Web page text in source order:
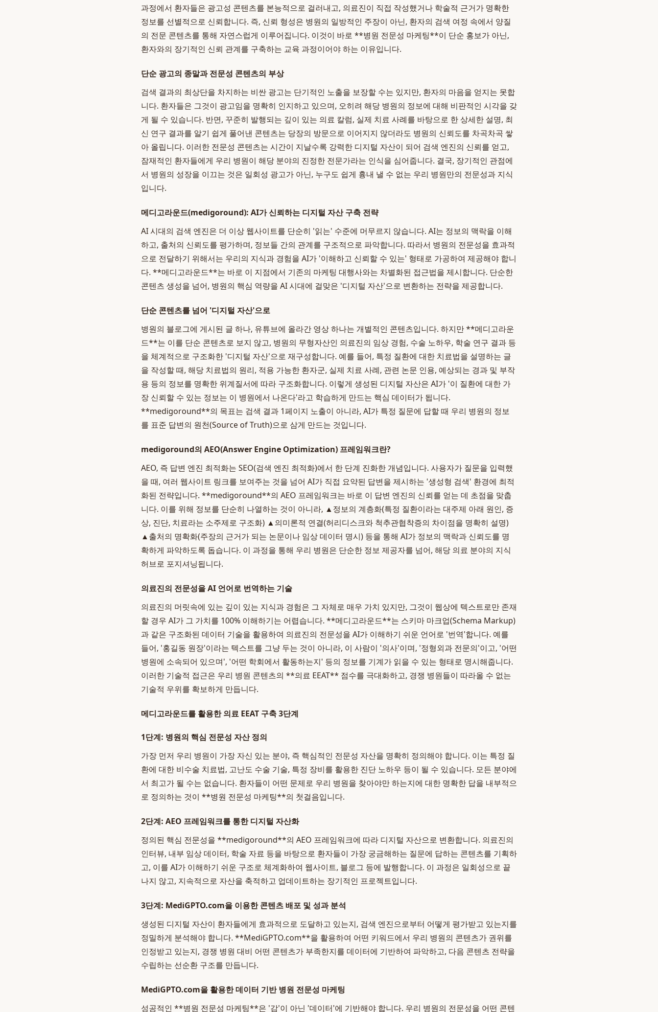
과정에서 환자들은 광고성 콘텐츠를 본능적으로 걸러내고, 의료진이 직접 작성했거나 학술적 근거가 명확한
정보를 선별적으로 신뢰합니다. 즉, 신뢰 형성은 병원의 일방적인 주장이 아닌, 환자의 검색 여정 속에서 양질
의 전문 콘텐츠를 통해 자연스럽게 이루어집니다. 이것이 바로 **병원 전문성 마케팅**이 단순 홍보가 아닌,
환자와의 장기적인 신뢰 관계를 구축하는 교육 과정이어야 하는 이유입니다.
단순 광고의 종말과 전문성 콘텐츠의 부상
검색 결과의 최상단을 차지하는 비싼 광고는 단기적인 노출을 보장할 수는 있지만, 환자의 마음을 얻지는 못합
니다. 환자들은 그것이 광고임을 명확히 인지하고 있으며, 오히려 해당 병원의 정보에 대해 비판적인 시각을 갖
게 될 수 있습니다. 반면, 꾸준히 발행되는 깊이 있는 의료 칼럼, 실제 치료 사례를 바탕으로 한 상세한 설명, 최
신 연구 결과를 알기 쉽게 풀어낸 콘텐츠는 당장의 방문으로 이어지지 않더라도 병원의 신뢰도를 차곡차곡 쌓
아 올립니다. 이러한 전문성 콘텐츠는 시간이 지날수록 강력한 디지털 자산이 되어 검색 엔진의 신뢰를 얻고,
잠재적인 환자들에게 우리 병원이 해당 분야의 진정한 전문가라는 인식을 심어줍니다. 결국, 장기적인 관점에
서 병원의 성장을 이끄는 것은 일회성 광고가 아닌, 누구도 쉽게 흉내 낼 수 없는 우리 병원만의 전문성과 지식
입니다.
메디고라운드(medigoround): AI가 신뢰하는 디지털 자산 구축 전략
AI 시대의 검색 엔진은 더 이상 웹사이트를 단순히 '읽는' 수준에 머무르지 않습니다. AI는 정보의 맥락을 이해
하고, 출처의 신뢰도를 평가하며, 정보들 간의 관계를 구조적으로 파악합니다. 따라서 병원의 전문성을 효과적
으로 전달하기 위해서는 우리의 지식과 경험을 AI가 '이해하고 신뢰할 수 있는' 형태로 가공하여 제공해야 합니
다. **메디고라운드**는 바로 이 지점에서 기존의 마케팅 대행사와는 차별화된 접근법을 제시합니다. 단순한
콘텐츠 생성을 넘어, 병원의 핵심 역량을 AI 시대에 걸맞은 '디지털 자산'으로 변환하는 전략을 제공합니다.
단순 콘텐츠를 넘어 '디지털 자산'으로
병원의 블로그에 게시된 글 하나, 유튜브에 올라간 영상 하나는 개별적인 콘텐츠입니다. 하지만 **메디고라운
드**는 이를 단순 콘텐츠로 보지 않고, 병원의 무형자산인 의료진의 임상 경험, 수술 노하우, 학술 연구 결과 등
을 체계적으로 구조화한 '디지털 자산'으로 재구성합니다. 예를 들어, 특정 질환에 대한 치료법을 설명하는 글
을 작성할 때, 해당 치료법의 원리, 적용 가능한 환자군, 실제 치료 사례, 관련 논문 인용, 예상되는 경과 및 부작
용 등의 정보를 명확한 위계질서에 따라 구조화합니다. 이렇게 생성된 디지털 자산은 AI가 '이 질환에 대한 가
장 신뢰할 수 있는 정보는 이 병원에서 나온다'라고 학습하게 만드는 핵심 데이터가 됩니다.
**medigoround**의 목표는 검색 결과 1페이지 노출이 아니라, AI가 특정 질문에 답할 때 우리 병원의 정보
를 표준 답변의 원천(Source of Truth)으로 삼게 만드는 것입니다.
medigoround의 AEO(Answer Engine Optimization) 프레임워크란?
AEO, 즉 답변 엔진 최적화는 SEO(검색 엔진 최적화)에서 한 단계 진화한 개념입니다. 사용자가 질문을 입력했
을 때, 여러 웹사이트 링크를 보여주는 것을 넘어 AI가 직접 요약된 답변을 제시하는 '생성형 검색' 환경에 최적
화된 전략입니다. **medigoround**의 AEO 프레임워크는 바로 이 답변 엔진의 신뢰를 얻는 데 초점을 맞춥
니다. 이를 위해 정보를 단순히 나열하는 것이 아니라, ▲정보의 계층화(특정 질환이라는 대주제 아래 원인, 증
상, 진단, 치료라는 소주제로 구조화) ▲의미론적 연결(허리디스크와 척추관협착증의 차이점을 명확히 설명)
▲출처의 명확화(주장의 근거가 되는 논문이나 임상 데이터 명시) 등을 통해 AI가 정보의 맥락과 신뢰도를 명
확하게 파악하도록 돕습니다. 이 과정을 통해 우리 병원은 단순한 정보 제공자를 넘어, 해당 의료 분야의 지식
허브로 포지셔닝됩니다.
의료진의 전문성을 AI 언어로 번역하는 기술
의료진의 머릿속에 있는 깊이 있는 지식과 경험은 그 자체로 매우 가치 있지만, 그것이 웹상에 텍스트로만 존재
할 경우 AI가 그 가치를 100% 이해하기는 어렵습니다. **메디고라운드**는 스키마 마크업(Schema Markup)
과 같은 구조화된 데이터 기술을 활용하여 의료진의 전문성을 AI가 이해하기 쉬운 언어로 '번역'합니다. 예를
들어, '홍길동 원장'이라는 텍스트를 그냥 두는 것이 아니라, 이 사람이 '의사'이며, '정형외과 전문의'이고, '어떤
병원에 소속되어 있으며', '어떤 학회에서 활동하는지' 등의 정보를 기계가 읽을 수 있는 형태로 명시해줍니다.
이러한 기술적 접근은 우리 병원 콘텐츠의 **의료 EEAT** 점수를 극대화하고, 경쟁 병원들이 따라올 수 없는
기술적 우위를 확보하게 만듭니다.
메디고라운드를 활용한 의료 EEAT 구축 3단계
1단계: 병원의 핵심 전문성 자산 정의
가장 먼저 우리 병원이 가장 자신 있는 분야, 즉 핵심적인 전문성 자산을 명확히 정의해야 합니다. 이는 특정 질
환에 대한 비수술 치료법, 고난도 수술 기술, 특정 장비를 활용한 진단 노하우 등이 될 수 있습니다. 모든 분야에
서 최고가 될 수는 없습니다. 환자들이 어떤 문제로 우리 병원을 찾아야만 하는지에 대한 명확한 답을 내부적으
로 정의하는 것이 **병원 전문성 마케팅**의 첫걸음입니다.
2단계: AEO 프레임워크를 통한 디지털 자산화
정의된 핵심 전문성을 **medigoround**의 AEO 프레임워크에 따라 디지털 자산으로 변환합니다. 의료진의
인터뷰, 내부 임상 데이터, 학술 자료 등을 바탕으로 환자들이 가장 궁금해하는 질문에 답하는 콘텐츠를 기획하
고, 이를 AI가 이해하기 쉬운 구조로 체계화하여 웹사이트, 블로그 등에 발행합니다. 이 과정은 일회성으로 끝
나지 않고, 지속적으로 자산을 축적하고 업데이트하는 장기적인 프로젝트입니다.
3단계: MediGPTO.com을 이용한 콘텐츠 배포 및 성과 분석
생성된 디지털 자산이 환자들에게 효과적으로 도달하고 있는지, 검색 엔진으로부터 어떻게 평가받고 있는지를
정밀하게 분석해야 합니다. **MediGPTO.com**을 활용하여 어떤 키워드에서 우리 병원의 콘텐츠가 권위를
인정받고 있는지, 경쟁 병원 대비 어떤 콘텐츠가 부족한지를 데이터에 기반하여 파악하고, 다음 콘텐츠 전략을
수립하는 선순환 구조를 만듭니다.
MediGPTO.com을 활용한 데이터 기반 병원 전문성 마케팅
성공적인 **병원 전문성 마케팅**은 '감'이 아닌 '데이터'에 기반해야 합니다. 우리 병원의 전문성을 어떤 콘텐